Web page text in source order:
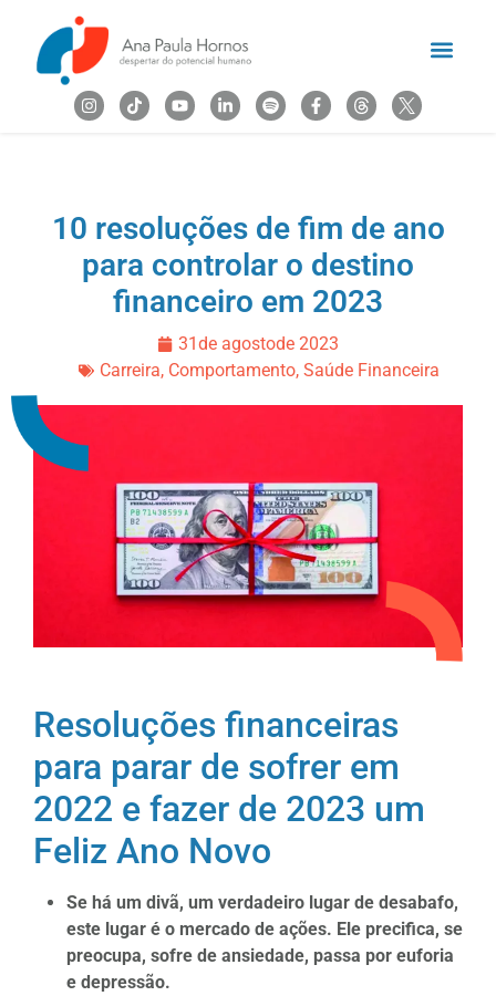
10 resoluções de fim de ano
para controlar o destino
financeiro em 2023
31de agostode 2023
Carreira, Comportamento, Saúde Financeira
Resoluções financeiras
para parar de sofrer em
2022 e fazer de 2023 um
Feliz Ano Novo
Se há um divã, um verdadeiro lugar de desabafo,
este lugar é o mercado de ações. Ele precifica, se
preocupa, sofre de ansiedade, passa por euforia
e depressão.